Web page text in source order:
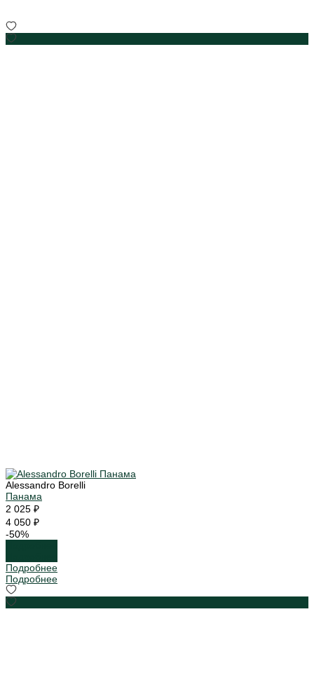
Alessandro Borelli
Панама
2 025 ₽
4 050 ₽
-50%
Подробнее
Подробнее